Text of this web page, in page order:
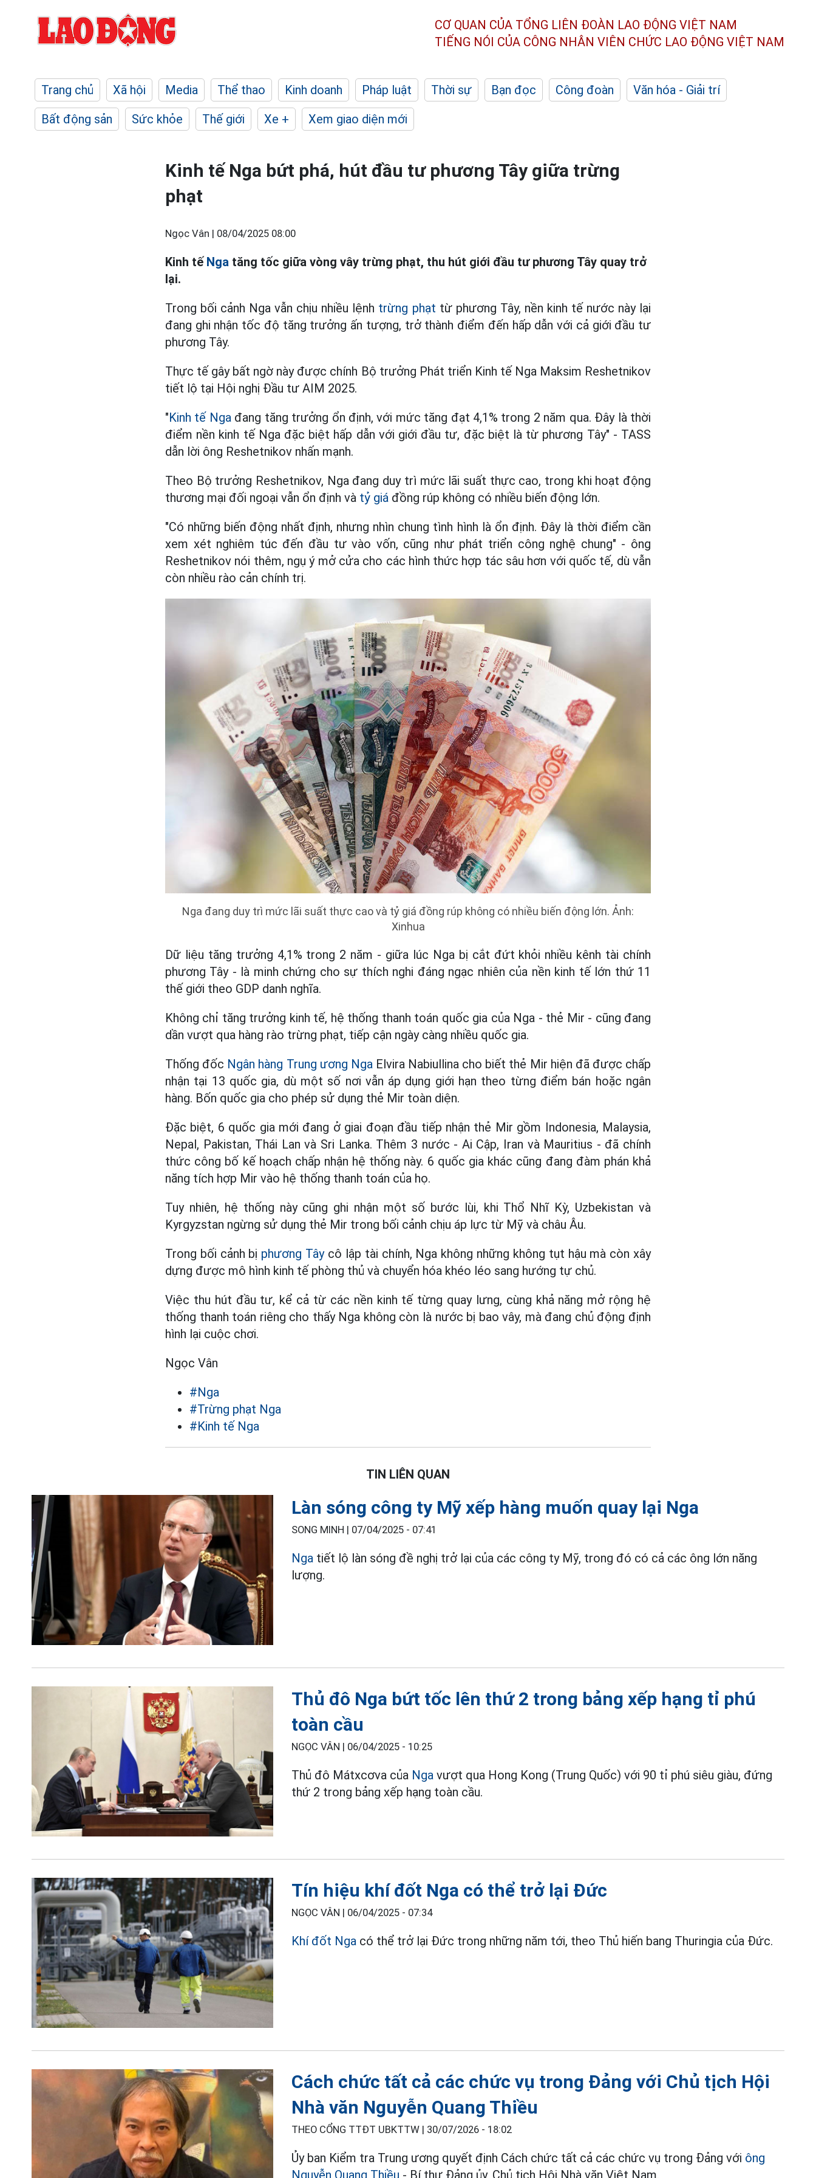
CƠ QUAN CỦA TỔNG LIÊN ĐOÀN LAO ĐỘNG VIỆT NAM
TIẾNG NÓI CỦA CÔNG NHÂN VIÊN CHỨC LAO ĐỘNG VIỆT NAM
Trang chủ Xã hội Media Thể thao Kinh doanh Pháp luật Thời sự Bạn đọc Công đoàn
Văn hóa - Giải trí
Bất động sản
Sức khỏe Thế giới Xe + Xem giao diện mới
Kinh tế Nga bứt phá, hút đầu tư phương Tây giữa trừng
phạt
Ngọc Vân | 08/04/2025 08:00
Kinh tế Nga tăng tốc giữa vòng vây trừng phạt, thu hút giới đầu tư phương Tây quay trở
lại.
Trong bối cảnh Nga vẫn chịu nhiều lệnh trừng phạt từ phương Tây, nền kinh tế nước này lại
đang ghi nhận tốc độ tăng trưởng ấn tượng, trở thành điểm đến hấp dẫn với cả giới đầu tư
phương Tây.
Thực tế gây bất ngờ này được chính Bộ trưởng Phát triển Kinh tế Nga Maksim Reshetnikov
tiết lộ tại Hội nghị Đầu tư AIM 2025.
"Kinh tế Ngađang tăng trưởng ổn định, với mức tăng đạt 4,1% trong 2 năm qua. Đây là thời
điểm nền kinh tế Nga đặc biệt hấp dẫn với giới đầu tư, đặc biệt là từ phương Tây" - TASS
dẫn lời ông Reshetnikov nhấn mạnh.
Theo Bộ trưởng Reshetnikov, Nga đang duy trì mức lãi suất thực cao, trong khi hoạt động
thương mại đối ngoại vẫn ổn định và tỷ giá đồng rúp không có nhiều biến động lớn.
"Có những biến động nhất định, nhưng nhìn chung tình hình là ổn định. Đây là thời điểm cần
xem xét nghiêm túc đến đầu tư vào vốn, cũng như phát triển công nghệ chung" - ông
Reshetnikov nói thêm, ngụ ý mở cửa cho các hình thức hợp tác sâu hơn với quốc tế, dù vẫn
còn nhiều rào cản chính trị.
Nga đang duy trì mức lãi suất thực cao và tỷ giá đồng rúp không có nhiều biến động lớn. Ảnh:
Xinhua
Dữ liệu tăng trưởng 4,1% trong 2 năm - giữa lúc Nga bị cắt đứt khỏi nhiều kênh tài chính
phương Tây - là minh chứng cho sự thích nghi đáng ngạc nhiên của nền kinh tế lớn thứ 11
thế giới theo GDP danh nghĩa.
Không chỉ tăng trưởng kinh tế, hệ thống thanh toán quốc gia của Nga - thẻ Mir - cũng đang
dần vượt qua hàng rào trừng phạt, tiếp cận ngày càng nhiều quốc gia.
Thống đốc Ngân hàng Trung ương NgaElvira Nabiullina cho biết thẻ Mir hiện đã được chấp
nhận tại 13 quốc gia, dù một số nơi vẫn áp dụng giới hạn theo từng điểm bán hoặc ngân
hàng. Bốn quốc gia cho phép sử dụng thẻ Mir toàn diện.
Đặc biệt, 6 quốc gia mới đang ở giai đoạn đầu tiếp nhận thẻ Mir gồm Indonesia, Malaysia,
Nepal, Pakistan, Thái Lan và Sri Lanka. Thêm 3 nước - Ai Cập, Iran và Mauritius - đã chính
thức công bố kế hoạch chấp nhận hệ thống này. 6 quốc gia khác cũng đang đàm phán khả
năng tích hợp Mir vào hệ thống thanh toán của họ.
Tuy nhiên, hệ thống này cũng ghi nhận một số bước lùi, khi Thổ Nhĩ Kỳ, Uzbekistan và
Kyrgyzstan ngừng sử dụng thẻ Mir trong bối cảnh chịu áp lực từ Mỹ và châu Âu.
Trong bối cảnh bị phương Tâycô lập tài chính, Nga không những không tụt hậu mà còn xây
dựng được mô hình kinh tế phòng thủ và chuyển hóa khéo léo sang hướng tự chủ.
Việc thu hút đầu tư, kể cả từ các nền kinh tế từng quay lưng, cùng khả năng mở rộng hệ
thống thanh toán riêng cho thấy Nga không còn là nước bị bao vây, mà đang chủ động định
hình lại cuộc chơi.
Ngọc Vân
#Nga
#Trừng phạt Nga
#Kinh tế Nga
TIN LIÊN QUAN
Làn sóng công ty Mỹ xếp hàng muốn quay lại Nga
SONG MINH | 07/04/2025 - 07:41
Nga tiết lộ làn sóng đề nghị trở lại của các công ty Mỹ, trong đó có cả các ông lớn năng
lượng.
Thủ đô Nga bứt tốc lên thứ 2 trong bảng xếp hạng tỉ phú
toàn cầu
NGỌC VÂN | 06/04/2025 - 10:25
Thủ đô Mátxcơva của Nga vượt qua Hong Kong (Trung Quốc) với 90 tỉ phú siêu giàu, đứng
thứ 2 trong bảng xếp hạng toàn cầu.
Tín hiệu khí đốt Nga có thể trở lại Đức
NGỌC VÂN | 06/04/2025 - 07:34
Khí đốt Nga có thể trở lại Đức trong những năm tới, theo Thủ hiến bang Thuringia của Đức.
Cách chức tất cả các chức vụ trong Đảng với Chủ tịch Hội
Nhà văn Nguyễn Quang Thiều
THEO CỔNG TTĐT UBKTTW | 30/07/2026 - 18:02
Ủy ban Kiểm tra Trung ương quyết định Cách chức tất cả các chức vụ trong Đảng với ông